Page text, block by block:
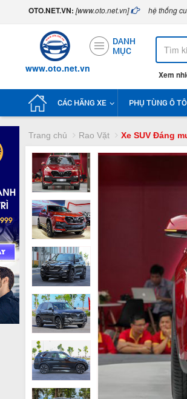
OTO.NET.VN: [www.oto.net.vn] hệ thống
www.oto.net.vn
DANH
MỤC
Xem
CÁC HÃNG XE PHỤ TÙNG Ô TÔ
Trang chủ Rao Vặt Xe SUV Đáng